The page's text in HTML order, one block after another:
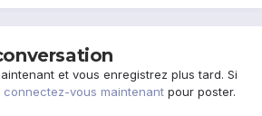
et vous enregistrez plus tard. Si
connectez-vous maintenant pour poster.